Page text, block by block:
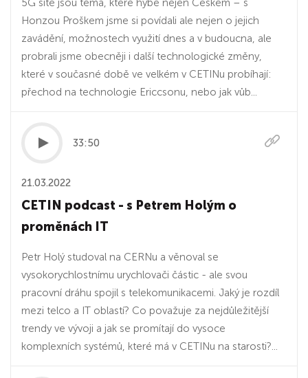
5G sítě jsou téma, které hýbe nejen Českem – s
Honzou Proškem jsme si povídali ale nejen o jejich
zavádění, možnostech využití dnes a v budoucna, ale
probrali jsme obecněji i další technologické změny,
které v současné době ve velkém v CETINu probíhají:
přechod na technologie Ericcsonu, nebo jak vůb...
33:50
21.03.2022
CETIN podcast - s Petrem Holým o
proměnách IT
Petr Holý studoval na CERNu a věnoval se
vysokorychlostnímu urychlovači částic - ale svou
pracovní dráhu spojil s telekomunikacemi. Jaký je rozdíl
mezi telco a IT oblastí? Co považuje za nejdůležitější
trendy ve vývoji a jak se promítají do vysoce
komplexních systémů, které má v CETINu na starosti?...